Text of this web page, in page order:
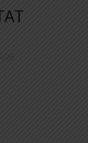
26